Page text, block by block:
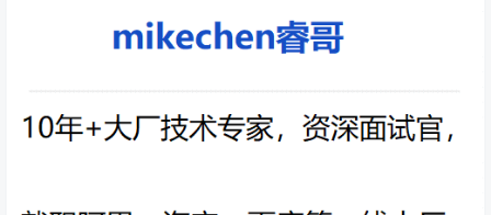
使用 Docker，只需要小小的修改，就可以替代以往大量的